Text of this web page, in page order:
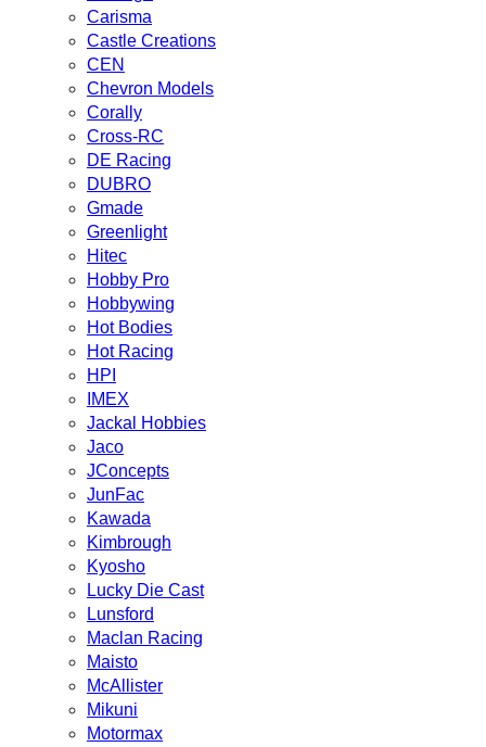
Carisma
Castle Creations
CEN
Chevron Models
Corally
Cross-RC
DE Racing
DUBRO
Gmade
Greenlight
Hitec
Hobby Pro
Hobbywing
Hot Bodies
Hot Racing
HPI
IMEX
Jackal Hobbies
Jaco
JConcepts
JunFac
Kawada
Kimbrough
Kyosho
Lucky Die Cast
Lunsford
Maclan Racing
Maisto
McAllister
Mikuni
Motormax